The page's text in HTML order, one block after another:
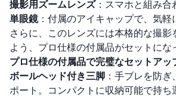
撮影用ズームレンズ：スマホと組み合
単眼鏡：付属のアイキャップで、気軽
さらに、このレンズには本格的な撮影
よう、プロ仕様の付属品がセットにな
プロ仕様の付属品で完璧なセットアッ
ボールヘッド付き三脚 ：手ブレを防
ポート。コンパクトに収納可能で持ち